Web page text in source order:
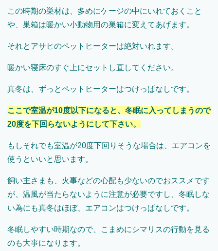
この時期の巣材は、多めにケージの中にいれておくこと
や、巣箱は暖かい小動物用の巣箱に変えてあげます。
それとアサヒのペットヒーターは絶対いれます。
暖かい寝床のすぐ上にセットし直してください。
真冬は、ずっとペットヒーターはつけっぱなしです。
ここで室温が10度以下になると、冬眠に入ってしまうので
20度を下回らないようにして下さい。
もしそれでも室温が20度下回りそうな場合は、エアコンを
使うといいと思います。
飼い主さまも、火事などの心配も少ないのでおススメです
が、温風が当たらないように注意が必要ですし、冬眠しな
い為にも真冬はほぼ、エアコンはつけっぱなしです。
冬眠しやすい時期なので、こまめにシマリスの行動を見る
のも大事になります。